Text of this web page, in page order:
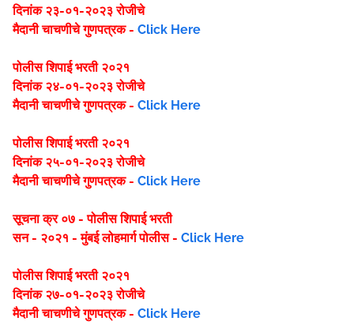
दिनांक २३-०१-२०२३ रोजीचे
मैदानी चाचणीचे गुणपत्रक - Click Here
पोलीस शिपाई भरती २०२१
दिनांक २४-०१-२०२३ रोजीचे
मैदानी चाचणीचे गुणपत्रक - Click Here
पोलीस शिपाई भरती २०२१
दिनांक २५-०१-२०२३ रोजीचे
मैदानी चाचणीचे गुणपत्रक - Click Here
सूचना क्र ०७ - पोलीस शिपाई भरती
सन - २०२१ - मुंबई लोहमार्ग पोलीस - Click Here
पोलीस शिपाई भरती २०२१
दिनांक २७-०१-२०२३ रोजीचे
मैदानी चाचणीचे गुणपत्रक - Click Here